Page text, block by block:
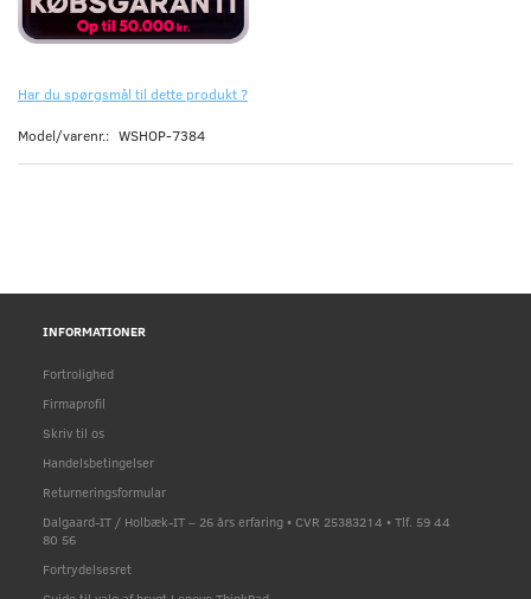
Har du spørgsmål til dette produkt ?
Model/varenr.: WSHOP-7384
INFORMATIONER
Fortrolighed
Firmaprofil
Skriv til os
Handelsbetingelser
Returneringsformular
Dalgaard-IT / Holbæk-IT – 26 års erfaring • CVR 25383214 • Tlf. 59 44
80 56
Fortrydelsesret